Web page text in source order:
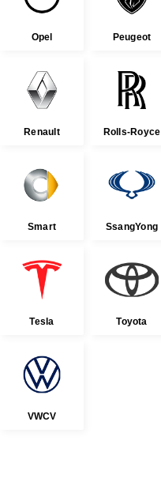
Opel Peugeot
Renault Rolls-Royce
Smart SsangYong
Tesla Toyota
VWCV